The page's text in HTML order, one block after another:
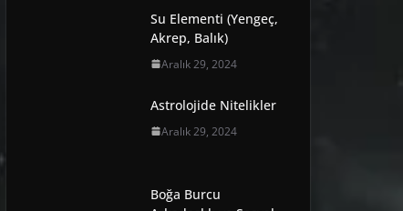
Su Elementi (Yengeç,
Akrep, Balık)
Aralık 29, 2024
Astrolojide Nitelikler
Aralık 29, 2024
Boğa Burcu